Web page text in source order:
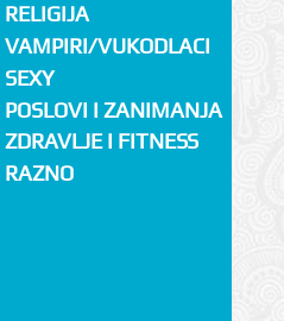
RELIGIJA
VAMPIRI/VUKODLACI
SEXY
POSLOVI I ZANIMANJA
ZDRAVLJE I FITNESS
RAZNO